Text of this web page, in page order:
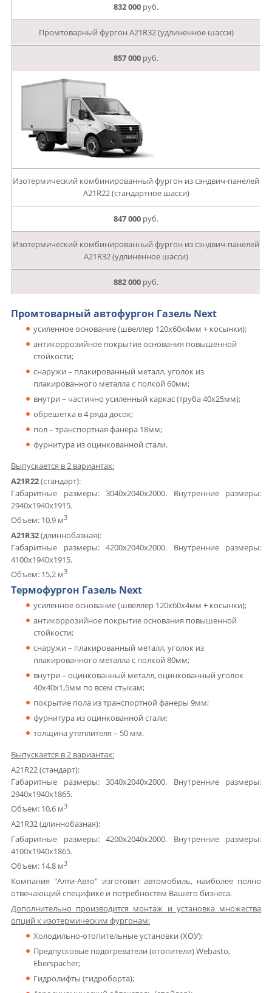
832 000 руб.
Промтоварный фургон А21R32 (удлиненное шасси)
857 000 руб.
Изотермический комбинированный фургон из сэндвич-панелей
А21R22 (стандартное шасси)
847 000 руб.
Изотермический комбинированный фургон из сэндвич-панелей
А21R32 (удлиненное шасси)
882 000 руб.
Промтоварный автофургон Газель Next
усиленное основание (швеллер 120х60х4мм + косынки);
антикоррозийное покрытие основания повышенной
стойкости;
снаружи – плакированный металл, уголок из
плакированного металла с полкой 60мм;
внутри – частично усиленный каркас (труба 40х25мм);
обрешетка в 4 ряда досок;
пол – транспортная фанера 18мм;
фурнитура из оцинкованной стали.
Выпускается в 2 вариантах:
А21R22(стандарт):
Габаритные размеры: 3040х2040х2000. Внутренние размеры:
2940х1940х1915.
Объем: 10,9 м3
А21R32(длиннобазная):
Габаритные размеры: 4200х2040х2000. Внутренние размеры:
4100х1940х1915.
Объем: 15,2 м3
Термофургон Газель Next
усиленное основание (швеллер 120х60х4мм + косынки);
антикоррозийное покрытие основания повышенной
стойкости;
снаружи – плакированный металл, уголок из
плакированного металла с полкой 80мм;
внутри – оцинкованный металл, оцинкованный уголок
40х40х1,5мм по всем стыкам;
покрытие пола из транспортной фанеры 9мм;
фурнитура из оцинкованной стали;
толщина утеплителя – 50 мм.
Выпускается в 2 вариантах:
А21R22 (стандарт):
Габаритные размеры: 3040х2040х2000. Внутренние размеры:
2940х1940х1865.
Объем: 10,6 м3
А21R32 (длиннобазная):
Габаритные размеры: 4200х2040х2000. Внутренние размеры:
4100х1940х1865.
Объем: 14,8 м3
Компания "Алти-Авто" изготовит автомобиль, наиболее полно
отвечающий специфике и потребностям Вашего бизнеса.
Дополнительно производится монтаж и установка множества
опций к изотермическим фургонам:
Холодильно-отопительные установки (ХОУ);
Предпусковые подогреватели (отопители) Webasto,
Eberspacher;
Гидролифты (гидроборта);